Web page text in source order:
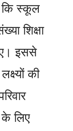
कि स्कूल
शिक्षा
इससे
की
लिए